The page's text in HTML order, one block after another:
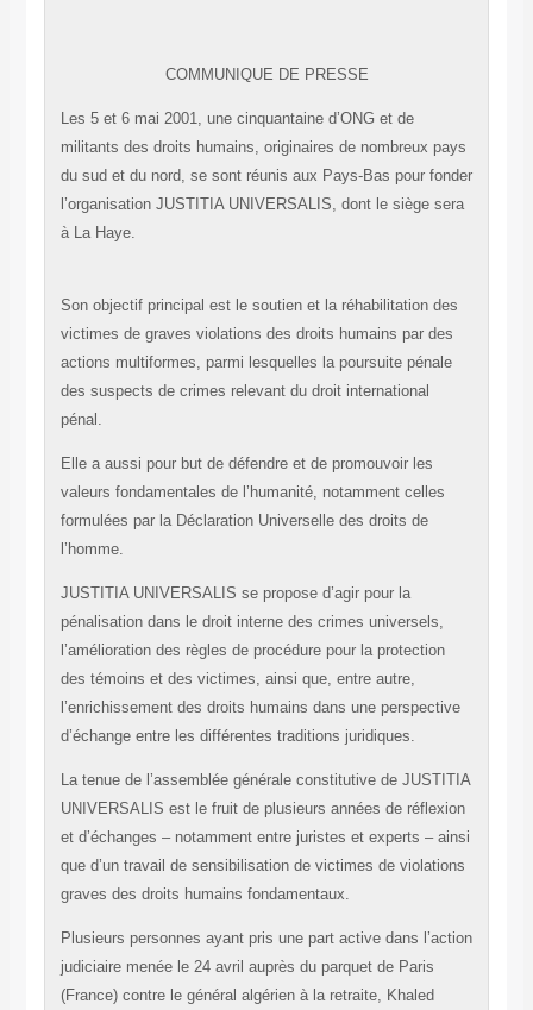
COMMUNIQUE DE PRESSE
Les 5 et 6 mai 2001, une cinquantaine d’ONG et de
militants des droits humains, originaires de nombreux pays
du sud et du nord, se sont réunis aux Pays-Bas pour fonder
l’organisation JUSTITIA UNIVERSALIS, dont le siège sera
à La Haye.
Son objectif principal est le soutien et la réhabilitation des
victimes de graves violations des droits humains par des
actions multiformes, parmi lesquelles la poursuite pénale
des suspects de crimes relevant du droit international
pénal.
Elle a aussi pour but de défendre et de promouvoir les
valeurs fondamentales de l’humanité, notamment celles
formulées par la Déclaration Universelle des droits de
l’homme.
JUSTITIA UNIVERSALIS se propose d’agir pour la
pénalisation dans le droit interne des crimes universels,
l’amélioration des règles de procédure pour la protection
des témoins et des victimes, ainsi que, entre autre,
l’enrichissement des droits humains dans une perspective
d’échange entre les différentes traditions juridiques.
La tenue de l’assemblée générale constitutive de JUSTITIA
UNIVERSALIS est le fruit de plusieurs années de réflexion
et d’échanges – notamment entre juristes et experts – ainsi
que d’un travail de sensibilisation de victimes de violations
graves des droits humains fondamentaux.
Plusieurs personnes ayant pris une part active dans l’action
judiciaire menée le 24 avril auprès du parquet de Paris
(France) contre le général algérien à la retraite, Khaled